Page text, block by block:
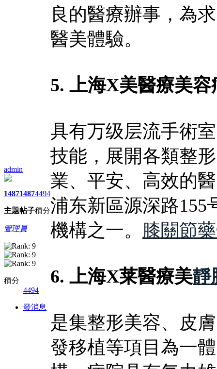
admin
1487
主題
1487
帖子
4494
積分
管理員
積分
4494
發消息
良的醫療辦事，為
醫美體驗。
5. 上海X美醫療美容
具有万级层流手術
技能，展開各類整
業、平安、高效的
浦东新區源深路155
機構之一。 膝關節
6. 上海X莱醫療美靜
是集整形美容、皮
發移植等項目為一